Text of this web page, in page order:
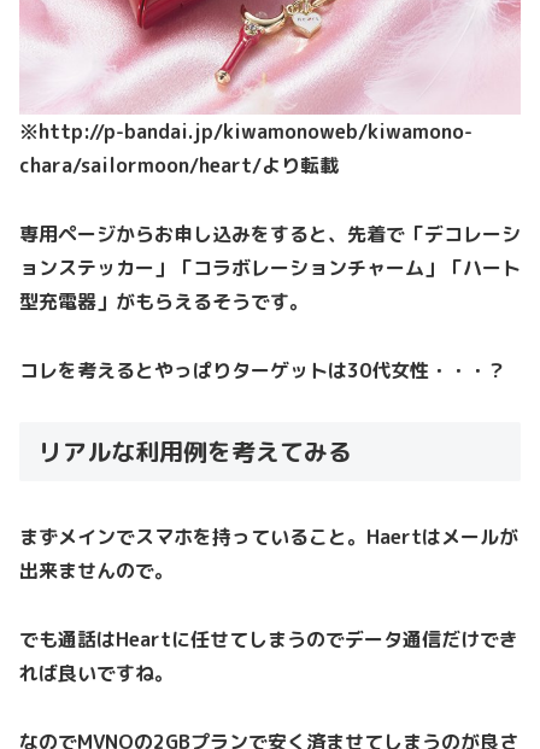
※http://p-bandai.jp/kiwamonoweb/kiwamono-
chara/sailormoon/heart/より転載
専用ページからお申し込みをすると、先着で「デコレーシ
ョンステッカー」「コラボレーションチャーム」「ハート
型充電器」がもらえるそうです。
コレを考えるとやっぱりターゲットは30代女性・・・？
リアルな利用例を考えてみる
まずメインでスマホを持っていること。Haertはメールが
出来ませんので。
でも通話はHeartに任せてしまうのでデータ通信だけでき
れば良いですね。
なのでMVNOの2GBプランで安く済ませてしまうのが良さ